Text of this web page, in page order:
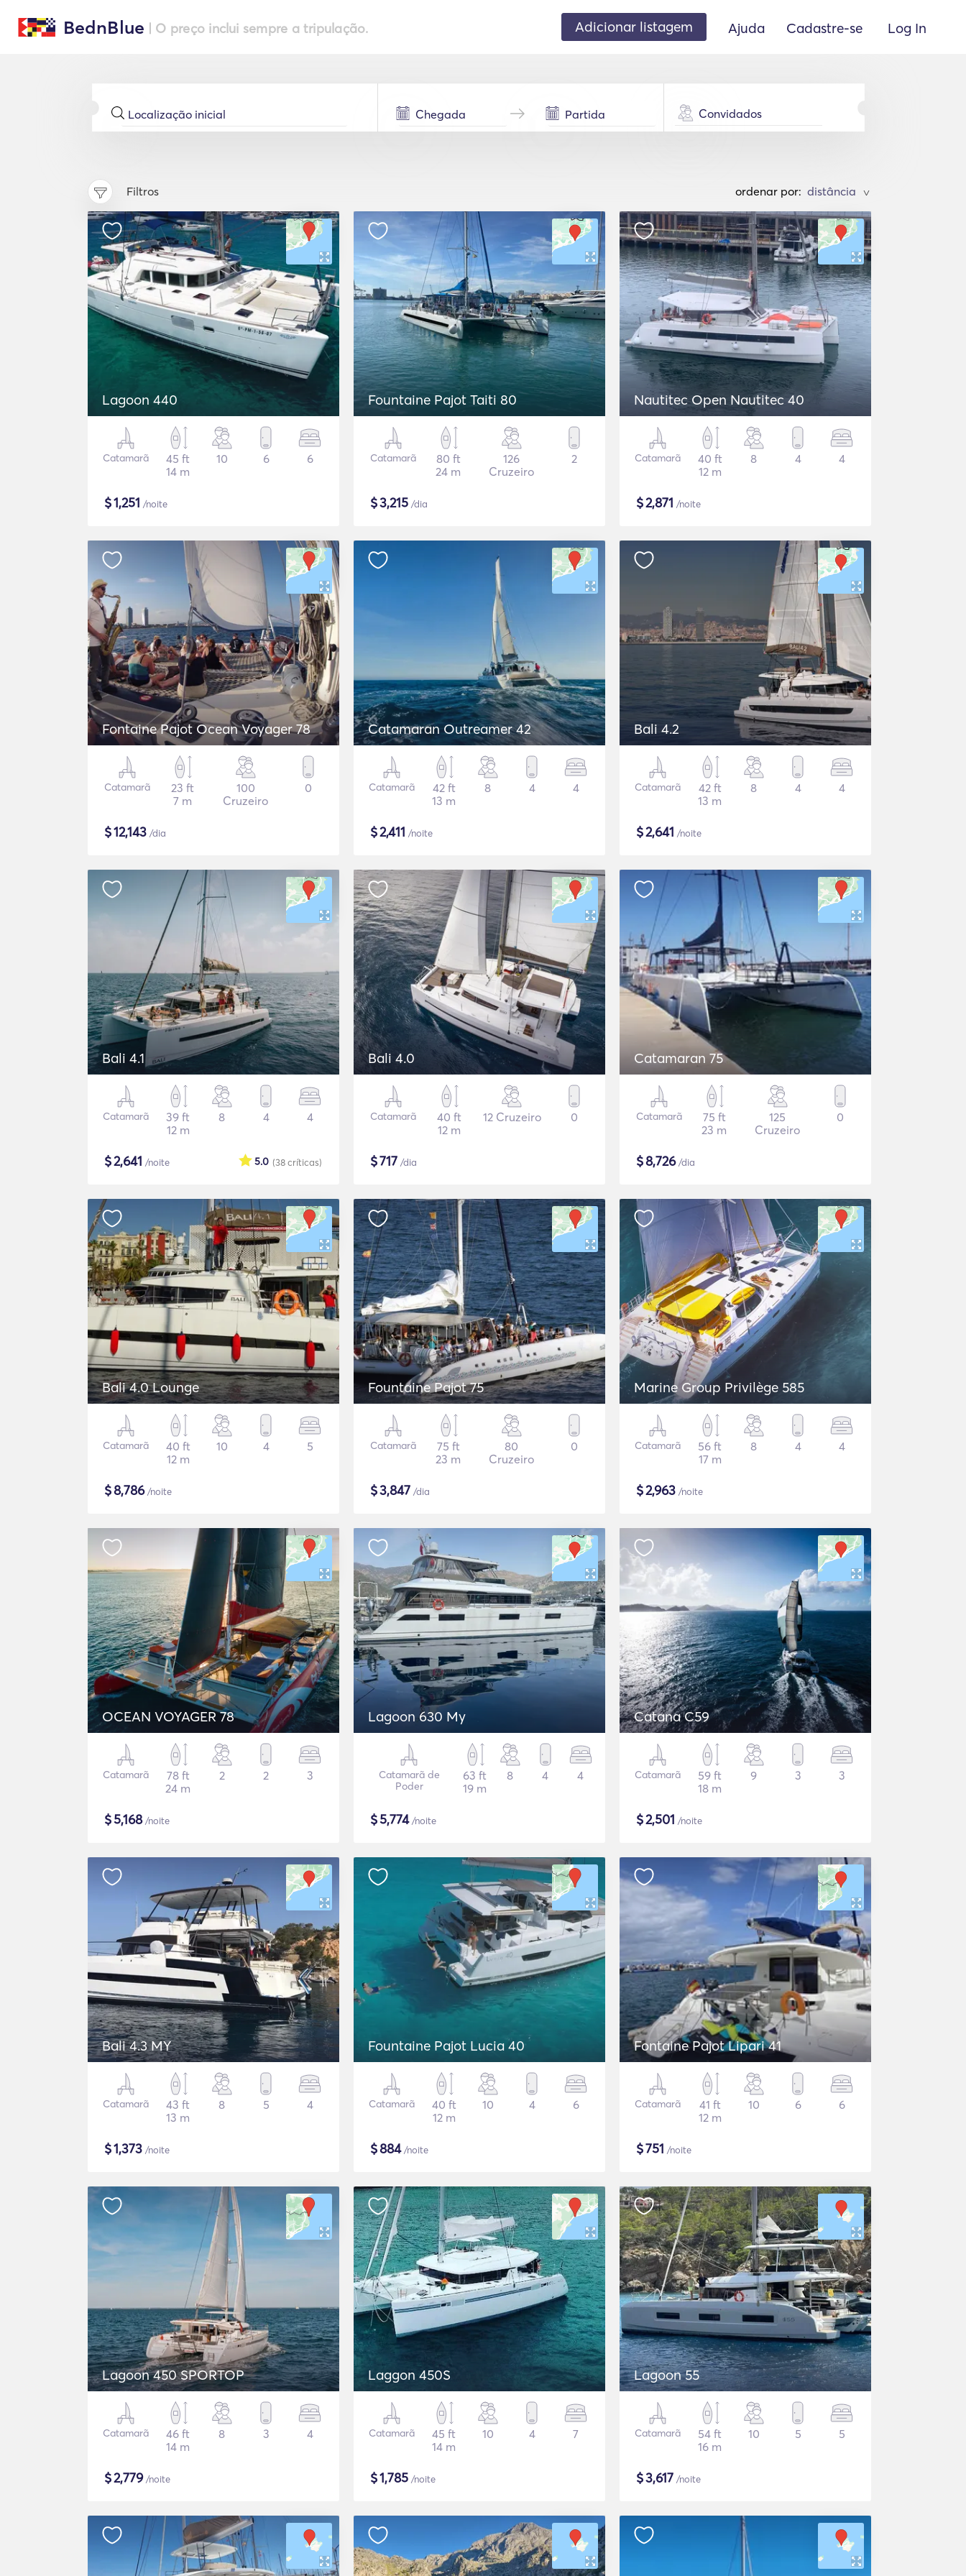
BednBlue | O preço inclui sempre a tripulação. Adicionar listagem Ajuda Cadastre-se Log In
Convidados
Filtros ordenar por: >
Lagoon 440
Catamarã
45 ft
14 m
10 6 6
$1,251 /noite
Fountaine Pajot Taiti 80
Catamarã
80 ft
24 m
126
Cruzeiro
2
$3,215 /dia
Nautitec Open Nautitec 40
Catamarã
40 ft
12 m
8 4 4
$2,871 /noite
Fontaine Pajot Ocean Voyager 78
Catamarã
23 ft
7 m
100
Cruzeiro
0
$12,143 /dia
Catamaran Outreamer 42
Catamarã
42 ft
13 m
8 4 4
$2,411 /noite
Bali 4.2
Catamarã
42 ft
13 m
8 4 4
$2,641 /noite
Bali 4.1
Catamarã
39 ft
12 m
8 4 4
$2,641 /noite (38críticas)
5.0
Bali 4.0
Catamarã
40 ft
12 m
12 Cruzeiro 0
$717 /dia
Catamaran 75
Catamarã
75 ft
23 m
125
Cruzeiro
0
$8,726/dia
Bali 4.0 Lounge
Catamarã
40 ft
12 m
10 4 5
$8,786/noite
Fountaine Pajot 75
Catamarã
75 ft
23 m
80
Cruzeiro
0
$3,847 /dia
Marine Group Privilège 585
Catamarã
56 ft
17 m
8 4 4
$2,963 /noite
OCEAN VOYAGER 78
Catamarã
78 ft
24 m
2 2 3
$5,168/noite
Lagoon 630 My
Catamarã de
Poder
63 ft
19 m
8 4 4
$5,774/noite
Catana C59
Catamarã
59 ft
18 m
9 3 3
$2,501 /noite
Bali 4.3 MY
Catamarã
43 ft
13 m
8 5 4
$1,373 /noite
Fountaine Pajot Lucia 40
Catamarã
40 ft
12 m
10 4 6
$884/noite
Fontaine Pajot Lipari 41
Catamarã
41 ft
12 m
10 6 6
$751 /noite
Lagoon 450 SPORTOP
Catamarã
46 ft
14 m
8 3 4
$2,779/noite
Laggon 450S
Catamarã
45 ft
14 m
10 4 7
$1,785 /noite
Lagoon 55
Catamarã
54 ft
16 m
10 5 5
$3,617 /noite